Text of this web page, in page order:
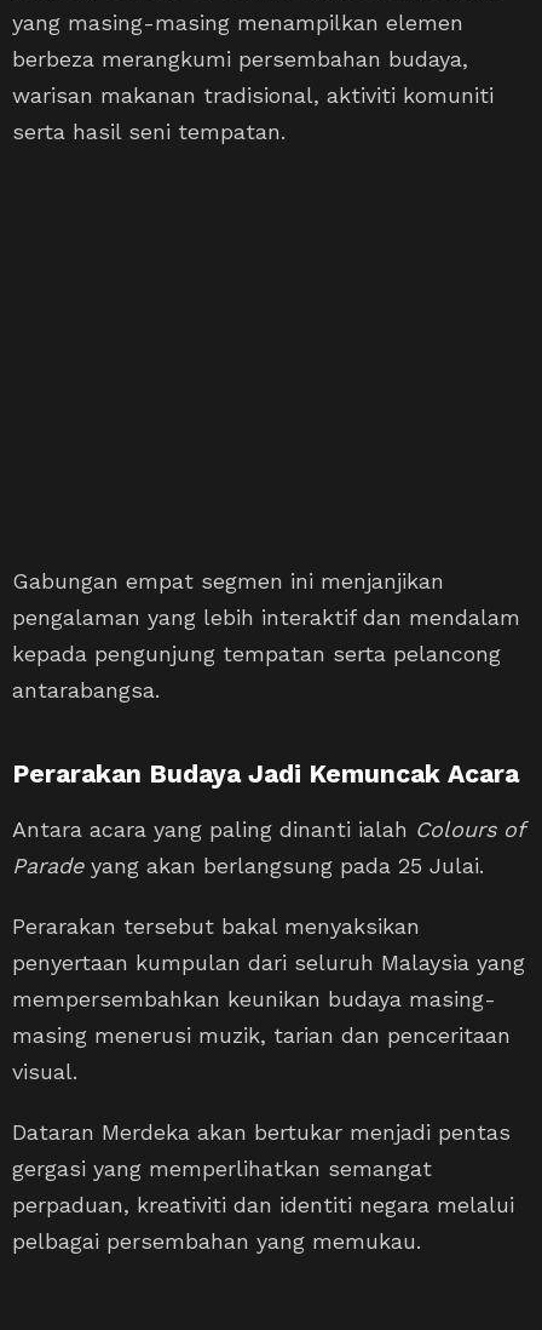
yang masing-masing menampilkan elemen
berbeza merangkumi persembahan budaya,
warisan makanan tradisional, aktiviti komuniti
serta hasil seni tempatan.
Gabungan empat segmen ini menjanjikan
pengalaman yang lebih interaktif dan mendalam
kepada pengunjung tempatan serta pelancong
antarabangsa.
Perarakan Budaya Jadi Kemuncak Acara
Antara acara yang paling dinanti ialah Colours of
Paradeyang akan berlangsung pada 25 Julai.
Perarakan tersebut bakal menyaksikan
penyertaan kumpulan dari seluruh Malaysia yang
mempersembahkan keunikan budaya masing-
masing menerusi muzik, tarian dan penceritaan
visual.
Dataran Merdeka akan bertukar menjadi pentas
gergasi yang memperlihatkan semangat
perpaduan, kreativiti dan identiti negara melalui
pelbagai persembahan yang memukau.